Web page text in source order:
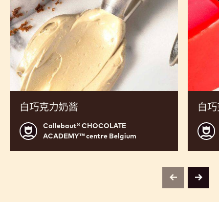
白巧克力奶酱
Callebaut®
CHOCOLATE
ACADEMY™
Callebaut® CHOCOLATE
ACADEMY™ centre Belgium
白
previousnext